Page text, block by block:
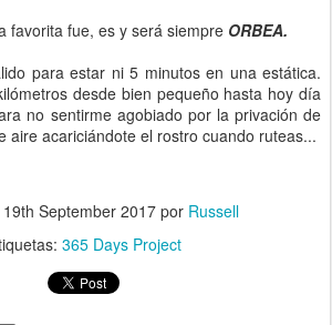
favorita fue, es y será siempre ORBEA.
para estar ni 5 minutos en una estática.
desde bien pequeño hasta hoy día
no sentirme agobiado por la privación de
aire acariciándote el rostro cuando ruteas...
19th September 2017por Russell
365 Days Project